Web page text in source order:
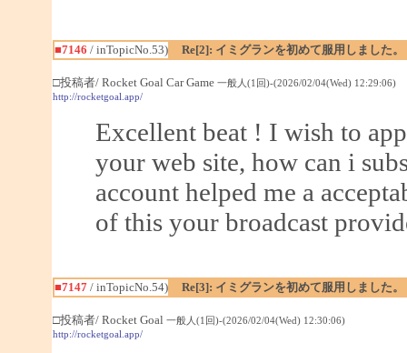
■7146 / inTopicNo.53) Re[2]: イミグランを初めて服用しました。
□投稿者/ Rocket Goal Car Game 一般人(1回)-(2026/02/04(Wed) 12:29:06)
http://rocketgoal.app/
Excellent beat ! I wish to
your web site, how can i
account helped me a
of this your broadcast
■7147/ inTopicNo.54) Re[3]: イミグランを初めて服用しました。
□投稿者/ Rocket Goal 一般人(1回)-(2026/02/04(Wed) 12:30:06)
http://rocketgoal.app/